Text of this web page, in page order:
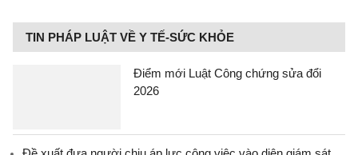
TIN PHÁP LUẬT VỀ Y TẾ-SỨC KHỎE
Điểm mới Luật Công chứng sửa đổi
2026